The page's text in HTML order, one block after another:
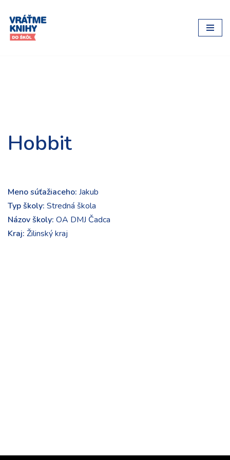
Preskočiť
na
Hobbit
Meno súťažiaceho: Jakub
Typ školy: Stredná škola
Názov školy: OA DMJ Čadca
Kraj: Žilinský kraj